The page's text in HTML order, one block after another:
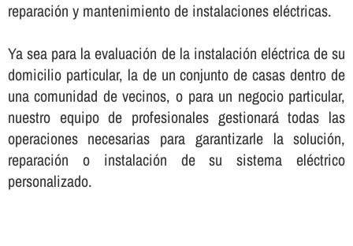
reparación y mantenimiento de instalaciones eléctricas.
Ya sea para la evaluación de la instalación eléctrica de su
domicilio particular, la de un conjunto de casas dentro de
una comunidad de vecinos, o para un negocio particular,
nuestro equipo de profesionales gestionará todas las
operaciones necesarias para garantizarle la solución,
reparación o instalación de su sistema eléctrico
personalizado.